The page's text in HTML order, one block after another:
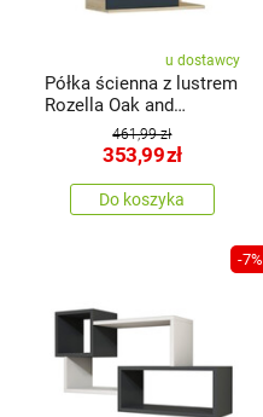
u dostawcy
Półka ścienna z lustrem
Rozella Oak and
Anthracite461,99 zł
353,99zł
Do koszyka
-7%